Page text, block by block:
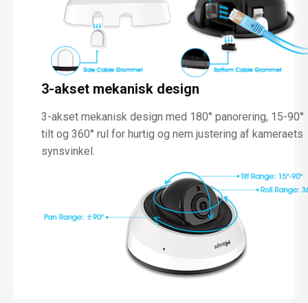
3-akset mekanisk design
3-akset mekanisk design med 180° panorering, 15-90°
tilt og 360° rul for hurtig og nem justering af kameraets
synsvinkel.